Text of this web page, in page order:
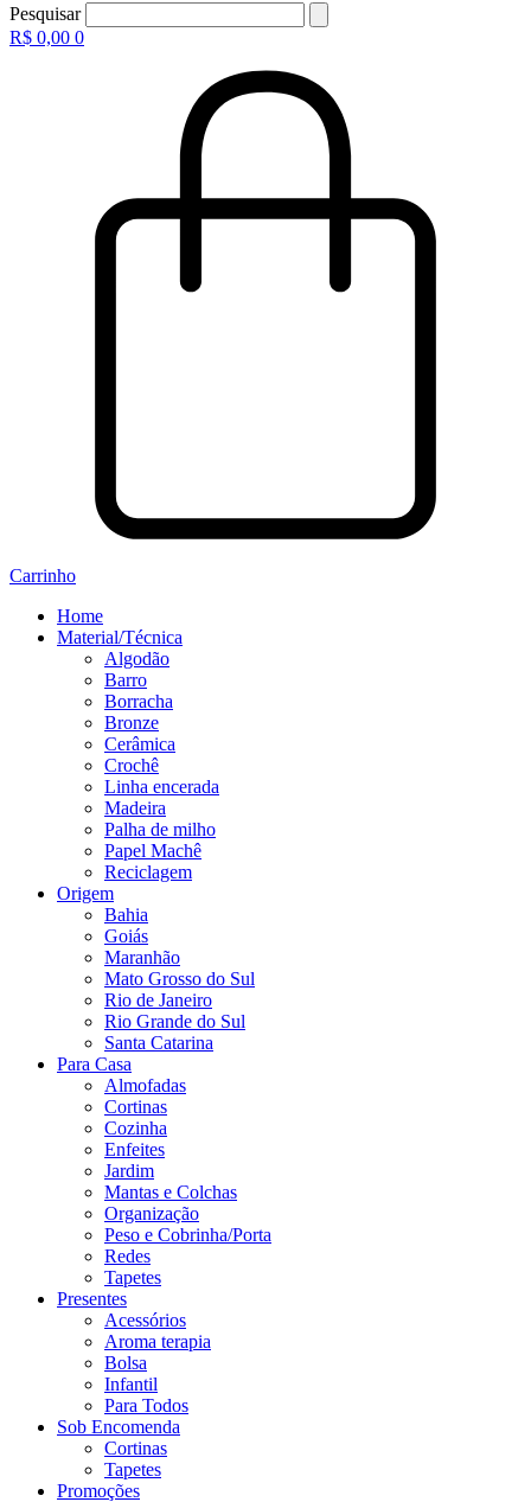
Pesquisar
R$ 0,00 0
Carrinho
Home
Material/Técnica
Algodão
Barro
Borracha
Bronze
Cerâmica
Crochê
Linha encerada
Madeira
Palha de milho
Papel Machê
Reciclagem
Origem
Bahia
Goiás
Maranhão
Mato Grosso do Sul
Rio de Janeiro
Rio Grande do Sul
Santa Catarina
Para Casa
Almofadas
Cortinas
Cozinha
Enfeites
Jardim
Mantas e Colchas
Organização
Peso e Cobrinha/Porta
Redes
Tapetes
Presentes
Acessórios
Aroma terapia
Bolsa
Infantil
Para Todos
Sob Encomenda
Cortinas
Tapetes
Promoções